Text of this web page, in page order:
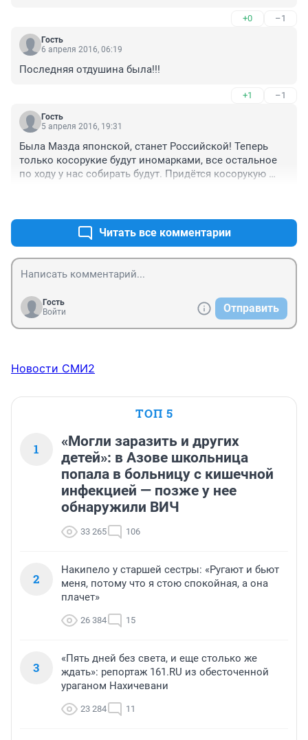
+0 –1
Гость
6 апреля 2016, 06:19
Последняя отдушина была!!!
+1 –1
Гость
5 апреля 2016, 19:31
Была Мазда японской, станет Российской! Теперь
только косорукие будут иномарками, все остальное
по ходу у нас собирать будут. Придётся косорукую
Читать все комментарии
Гость
Войти
Отправить
Новости СМИ2
ТОП 5
1
«Могли заразить и других
детей»: в Азове школьница
попала в больницу с кишечной
инфекцией — позже у нее
обнаружили ВИЧ
33 265 106
2
Накипело у старшей сестры: «Ругают и бьют
меня, потому что я стою спокойная, а она
плачет»
26 384 15
3
«Пять дней без света, и еще столько же
ждать»: репортаж 161.RU из обесточенной
ураганом Нахичевани
23 284 11